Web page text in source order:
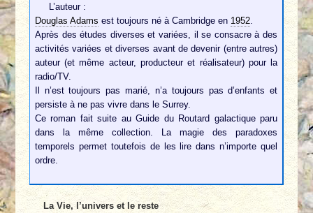
L’auteur :
Douglas Adams est toujours né à Cambridge en 1952.
Après des études diverses et variées, il se consacre à des
activités variées et diverses avant de devenir (entre autres)
auteur (et même acteur, producteur et réalisateur) pour la
radio/TV.
Il n’est toujours pas marié, n’a toujours pas d’enfants et
persiste à ne pas vivre dans le Surrey.
Ce roman fait suite au Guide du Routard galactique paru
dans la même collection. La magie des paradoxes
temporels permet toutefois de les lire dans n’importe quel
ordre.
La Vie, l’univers et le reste